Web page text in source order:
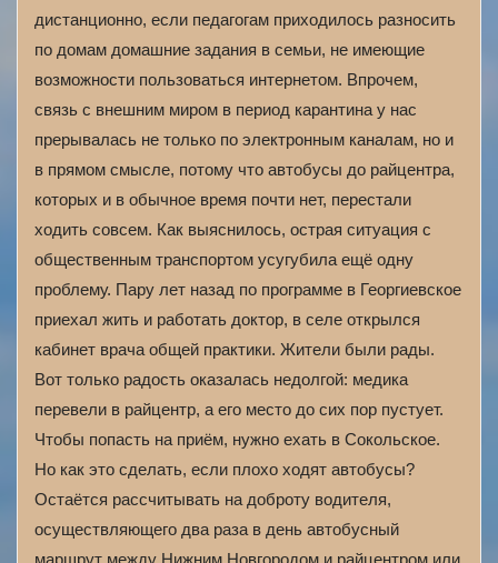
дистанционно, если педагогам приходилось разносить
по домам домашние задания в семьи, не имеющие
возможности пользоваться интернетом. Впрочем,
связь с внешним миром в период карантина у нас
прерывалась не только по электронным каналам, но и
в прямом смысле, потому что автобусы до райцентра,
которых и в обычное время почти нет, перестали
ходить совсем. Как выяснилось, острая ситуация с
общественным транспортом усугубила ещё одну
проблему. Пару лет назад по программе в Георгиевское
приехал жить и работать доктор, в селе открылся
кабинет врача общей практики. Жители были рады.
Вот только радость оказалась недолгой: медика
перевели в райцентр, а его место до сих пор пустует.
Чтобы попасть на приём, нужно ехать в Сокольское.
Но как это сделать, если плохо ходят автобусы?
Остаётся рассчитывать на доброту водителя,
осуществляющего два раза в день автобусный
маршрут между Нижним Новгородом и райцентром или